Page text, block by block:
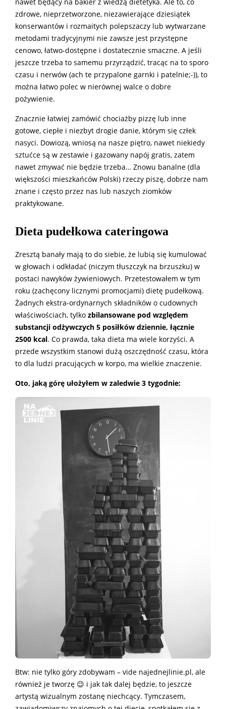
nawet będący na bakier z wiedzą dietetyka. Ale to, co
zdrowe, nieprzetworzone, niezawierające dziesiątek
konserwantów i rozmaitych polepszaczy lub wytwarzane
metodami tradycyjnymi nie zawsze jest przystępne
cenowo, łatwo-dostępne i dostatecznie smaczne. A jeśli
jeszcze trzeba to samemu przyrządzić, tracąc na to sporo
czasu i nerwów (ach te przypalone garnki i patelnie;-)), to
można łatwo polec w nierównej walce o dobre
pożywienie.
Znacznie łatwiej zamówić chociażby pizzę lub inne
gotowe, ciepłe i niezbyt drogie danie, którym się człek
nasyci. Dowiozą, wniosą na nasze piętro, nawet niekiedy
sztućce są w zestawie i gazowany napój gratis, zatem
nawet zmywać nie będzie trzeba… Znowu banalne (dla
większości mieszkańców Polski) rzeczy piszę, dobrze nam
znane i często przez nas lub naszych ziomków
praktykowane.
Dieta pudełkowa cateringowa
Zresztą banały mają to do siebie, że lubią się kumulować
w głowach i odkładać (niczym tłuszczyk na brzuszku) w
postaci nawyków żywieniowych. Przetestowałem w tym
roku (zachęcony licznymi promocjami) dietę pudełkową.
Żadnych ekstra-ordynarnych składników o cudownych
właściwościach, tylko zbilansowane pod względem
substancji odżywczych 5 posiłków dziennie, łącznie
2500 kcal . Co prawda, taka dieta ma wiele korzyści. A
przede wszystkim stanowi dużą oszczędność czasu, która
to dla ludzi pracujących w korpo, ma wielkie znaczenie.
Oto, jaką górę ułożyłem w zaledwie 3 tygodnie:
Btw: nie tylko góry zdobywam – vide najednejlinie.pl, ale
również je tworzę 😉 i jak tak dalej będzie, to jeszcze
artystą wizualnym zostanę niechcący. Tymczasem,